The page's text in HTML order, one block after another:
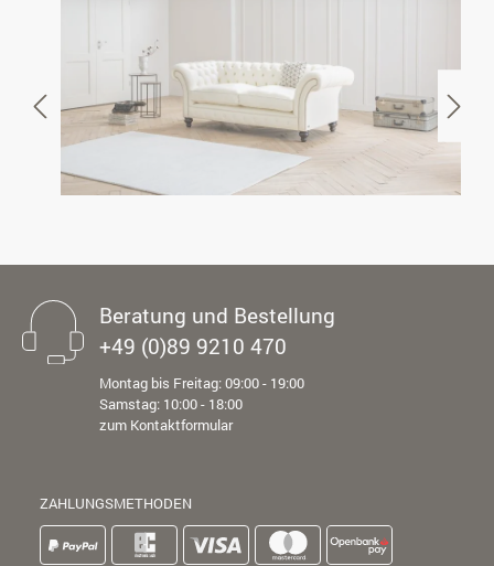
Beratung und Bestellung
+49 (0)89 9210 470
Montag bis Freitag: 09:00 - 19:00
Samstag: 10:00 - 18:00
zum Kontaktformular
ZAHLUNGSMETHODEN